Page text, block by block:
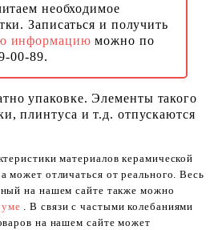
необходимое
Записаться и получить
информациюможно по
00-89.
упаковке. Элементы такого
плинтуса и т.д. отпускаются
материалов керамической
может отличаться от реального. Весь
на нашем сайте также можно
. В связи с частыми колебаниями
на нашем сайте может